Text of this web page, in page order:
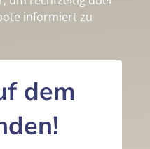
informiert zu
dem